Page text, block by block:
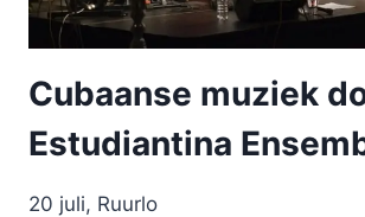
Cubaanse muziek
Estudiantina
20 juli, Ruurlo